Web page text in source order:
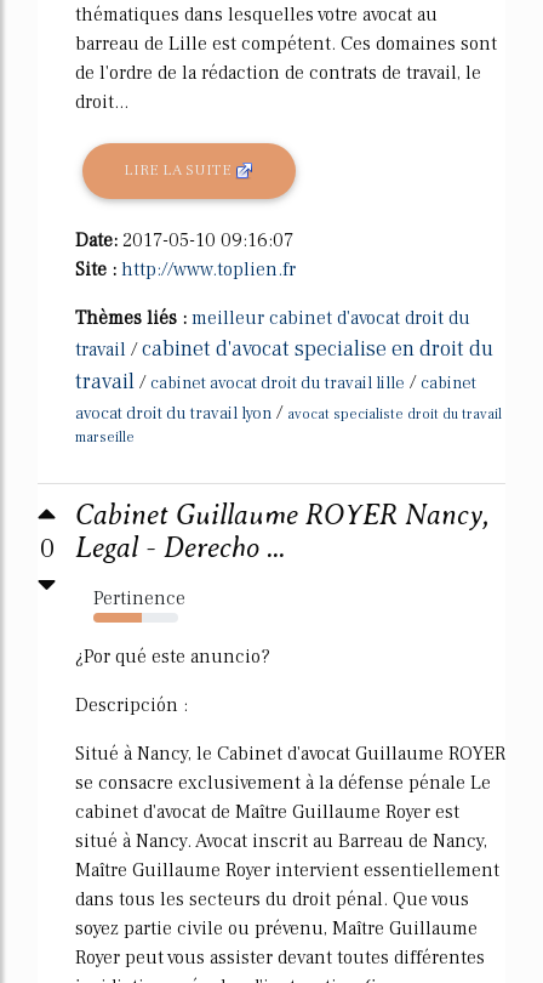
thématiques dans lesquelles votre avocat au
barreau de Lille est compétent. Ces domaines sont
de l'ordre de la rédaction de contrats de travail, le
droit...
LIRE LA SUITE
Date: 2017-05-10 09:16:07
Site : http://www.toplien.fr
Thèmes liés : meilleur cabinet d'avocat droit du
travail /cabinet d'avocat specialise en droit du
travail / cabinet avocat droit du travail lille / cabinet
avocat droit du travail lyon / avocat specialiste droit du travail
marseille
0
Cabinet Guillaume ROYER Nancy,
Legal - Derecho ...
Pertinence
57%
¿Por qué este anuncio?
Descripción :
Situé à Nancy, le Cabinet d'avocat Guillaume ROYER
se consacre exclusivement à la défense pénale Le
cabinet d'avocat de Maître Guillaume Royer est
situé à Nancy. Avocat inscrit au Barreau de Nancy,
Maître Guillaume Royer intervient essentiellement
dans tous les secteurs du droit pénal. Que vous
soyez partie civile ou prévenu, Maître Guillaume
Royer peut vous assister devant toutes différentes